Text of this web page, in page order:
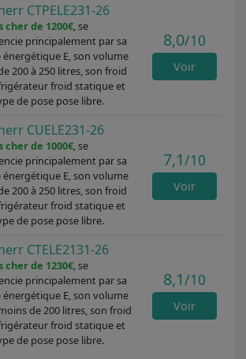
CTPELE231-26
cher de 1200€, se
principalement par sa
énergétique E, son volume
200 à 250 litres, son froid
froid statique et
de pose pose libre.
8,0/10
Voir
CUELE231-26
cher de 1000€, se
principalement par sa
énergétique E, son volume
200 à 250 litres, son froid
froid statique et
de pose pose libre.
7,1/10
Voir
CTELE2131-26
cher de 1230€, se
principalement par sa
énergétique E, son volume
de 200 litres, son froid
froid statique et
de pose pose libre.
8,1/10
Voir